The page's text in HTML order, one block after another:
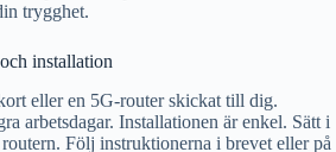
trygghet.
installation
eller en 5G-router skickat till dig.
arbetsdagar. Installationen är enkel. Sätt i
Följ instruktionerna i brevet eller på